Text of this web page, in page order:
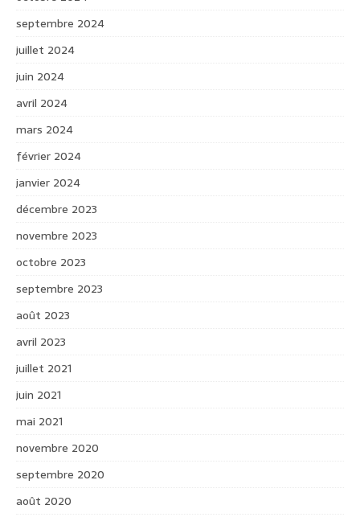
septembre 2024
juillet 2024
juin 2024
avril 2024
mars 2024
février 2024
janvier 2024
décembre 2023
novembre 2023
octobre 2023
septembre 2023
août 2023
avril 2023
juillet 2021
juin 2021
mai 2021
novembre 2020
septembre 2020
août 2020